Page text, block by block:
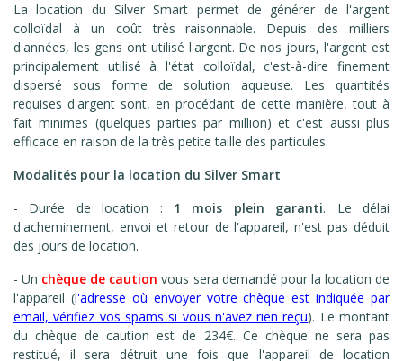
La location du Silver Smart permet de générer de l'argent
colloïdal à un coût très raisonnable. Depuis des milliers
d'années, les gens ont utilisé l'argent. De nos jours, l'argent est
principalement utilisé à l'état colloïdal, c'est-à-dire finement
dispersé sous forme de solution aqueuse. Les quantités
requises d'argent sont, en procédant de cette manière, tout à
fait minimes (quelques parties par million) et c'est aussi plus
efficace en raison de la très petite taille des particules.
Modalités pour la location du Silver Smart
- Durée de location : 1 mois plein garanti. Le délai
d'acheminement, envoi et retour de l'appareil, n'est pas déduit
des jours de location.
- Un chèque de caution vous sera demandé pour la location de
l'appareil (l'adresse où envoyer votre chèque est indiquée par
email, vérifiez vos spams si vous n'avez rien reçu). Le montant
du chèque de caution est de 234€. Ce chèque ne sera pas
restitué, il sera détruit une fois que l'appareil de location